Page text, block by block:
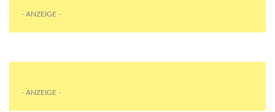
- ANZEIGE -
- ANZEIGE -